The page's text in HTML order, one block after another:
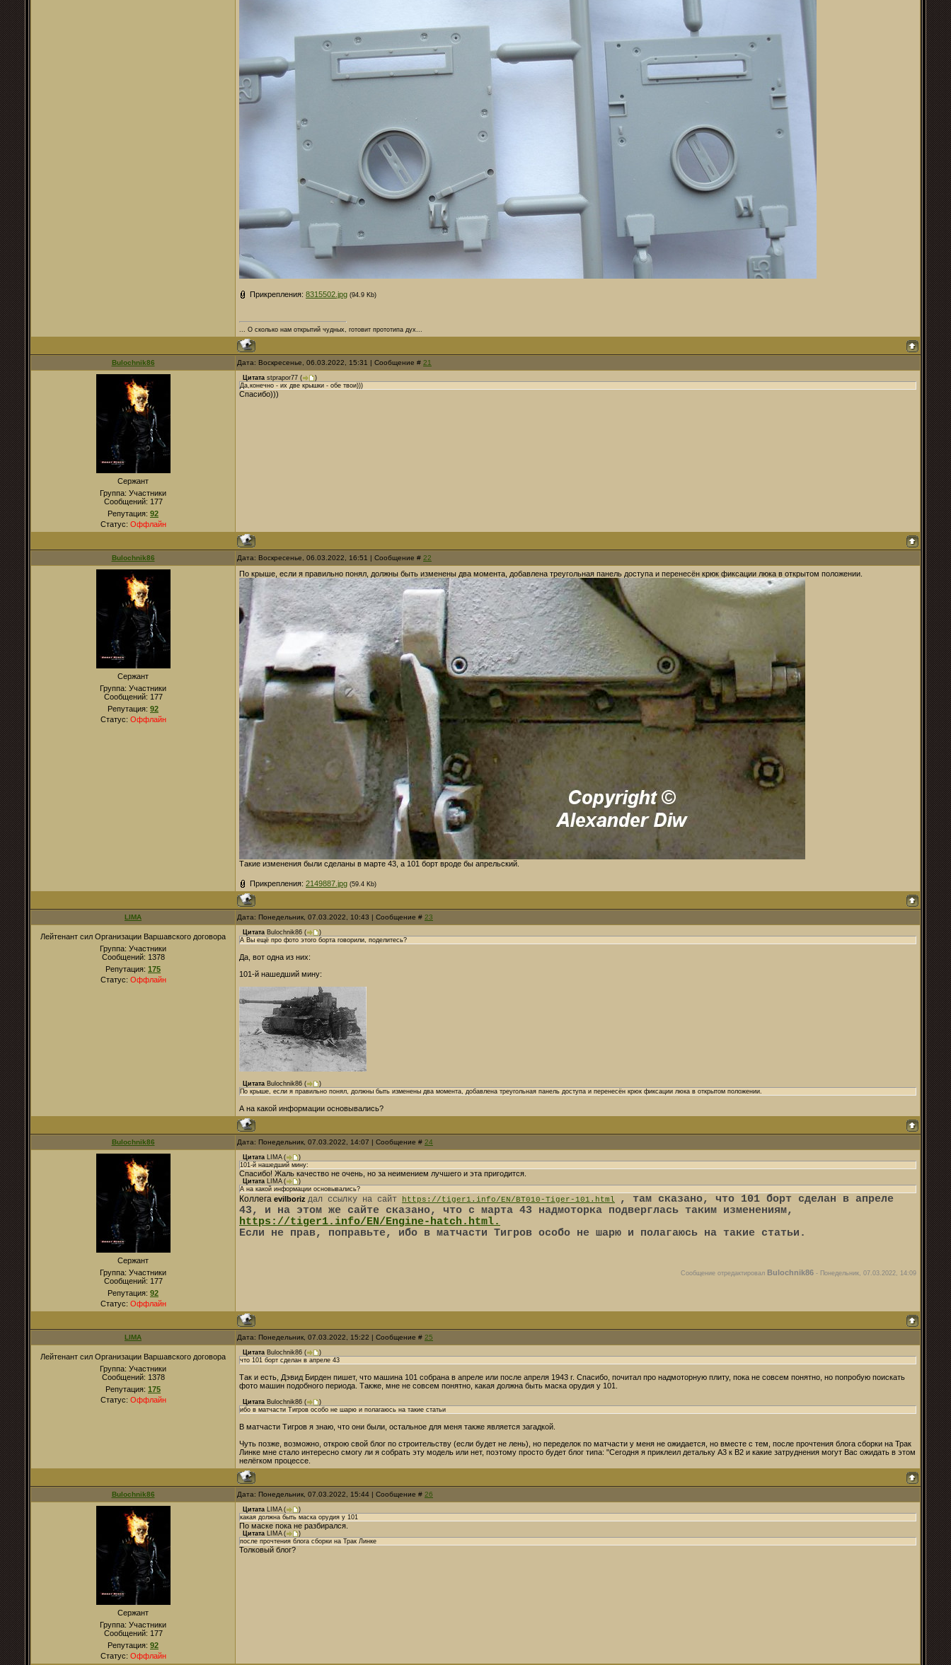
Прикрепления: 8315502.jpg (94.9 Kb)
... О сколько нам открытий чудных, готовит прототипа дух...
Bulochnik86 Дата: Воскресенье, 06.03.2022, 15:31 | Сообщение # 21
Сержант
Группа: Участники
Сообщений: 177
Репутация: 92
Статус: Оффлайн
Цитата stprapor77 (
)
Да,конечно - их две крышки - обе твои)))
Спасибо)))
Bulochnik86 Дата: Воскресенье, 06.03.2022, 16:51 | Сообщение # 22
Сержант
Группа: Участники
Сообщений: 177
Репутация: 92
Статус: Оффлайн
По крыше, если я правильно понял, должны быть изменены два момента, добавлена треугольная панель доступа и перенесён крюк фиксации люка в открытом положении.
Такие изменения были сделаны в марте 43, а 101 борт вроде бы апрельский.
Прикрепления: 2149887.jpg (59.4 Kb)
LIMA Дата: Понедельник, 07.03.2022, 10:43 | Сообщение # 23
Лейтенант сил Организации Варшавского договора
Группа: Участники
Сообщений: 1378
Репутация: 175
Статус: Оффлайн
Цитата Bulochnik86 (
)
А Вы ещё про фото этого борта говорили, поделитесь?
Да, вот одна из них:
101-й нашедший мину:
Цитата Bulochnik86 (
)
По крыше, если я правильно понял, должны быть изменены два момента, добавлена треугольная панель доступа и перенесён крюк фиксации люка в открытом положении.
А на какой информации основывались?
Bulochnik86 Дата: Понедельник, 07.03.2022, 14:07 | Сообщение # 24
Сержант
Группа: Участники
Сообщений: 177
Репутация: 92
Статус: Оффлайн
Цитата LIMA(
)
101-й нашедший мину:
Спасибо! Жаль качество не очень, но за неимением лучшего и эта пригодится.
Цитата LIMA(
)
А на какой информации основывались?
Коллега evilboriz дал ссылку на сайт https://tiger1.info/EN/BT010-Tiger-101.html
, там сказано, что 101 борт сделан в апреле
43, и на этом же сайте сказано, что с марта 43 надмоторка подверглась таким изменениям,
https://tiger1.info/EN/Engine-hatch.html.
Если не прав, поправьте, ибо в матчасти Тигров особо не шарю и полагаюсь на такие статьи.
Сообщение отредактировал Bulochnik86 - Понедельник, 07.03.2022, 14:09
LIMA Дата: Понедельник, 07.03.2022, 15:22 | Сообщение # 25
Лейтенант сил Организации Варшавского договора
Группа: Участники
Сообщений: 1378
Репутация: 175
Статус: Оффлайн
Цитата Bulochnik86 (
)
что 101 борт сделан в апреле 43
Так и есть, Дэвид Бирден пишет, что машина 101 собрана в апреле или после апреля 1943 г. Спасибо, почитал про надмоторную плиту, пока не совсем понятно, но попробую поискать
фото машин подобного периода. Также, мне не совсем понятно, какая должна быть маска орудия у 101.
Цитата Bulochnik86 (
)
ибо в матчасти Тигров особо не шарю и полагаюсь на такие статьи
В матчасти Тигров я знаю, что они были, остальное для меня также является загадкой.
Чуть позже, возможно, открою свой блог по строительству (если будет не лень), но переделок по матчасти у меня не ожидается, но вместе с тем, после прочтения блога сборки на Трак
Линке мне стало интересно смогу ли я собрать эту модель или нет, поэтому просто будет блог типа: "Сегодня я приклеил детальку А3 к В2 и какие затруднения могут Вас ожидать в этом
нелёгком процессе.
Bulochnik86 Дата: Понедельник, 07.03.2022, 15:44 | Сообщение # 26
Сержант
Группа: Участники
Сообщений: 177
Репутация: 92
Статус: Оффлайн
Цитата LIMA(
)
какая должна быть маска орудия у 101
По маске пока не разбирался.
Цитата LIMA(
)
после прочтения блога сборки на Трак Линке
Толковый блог?